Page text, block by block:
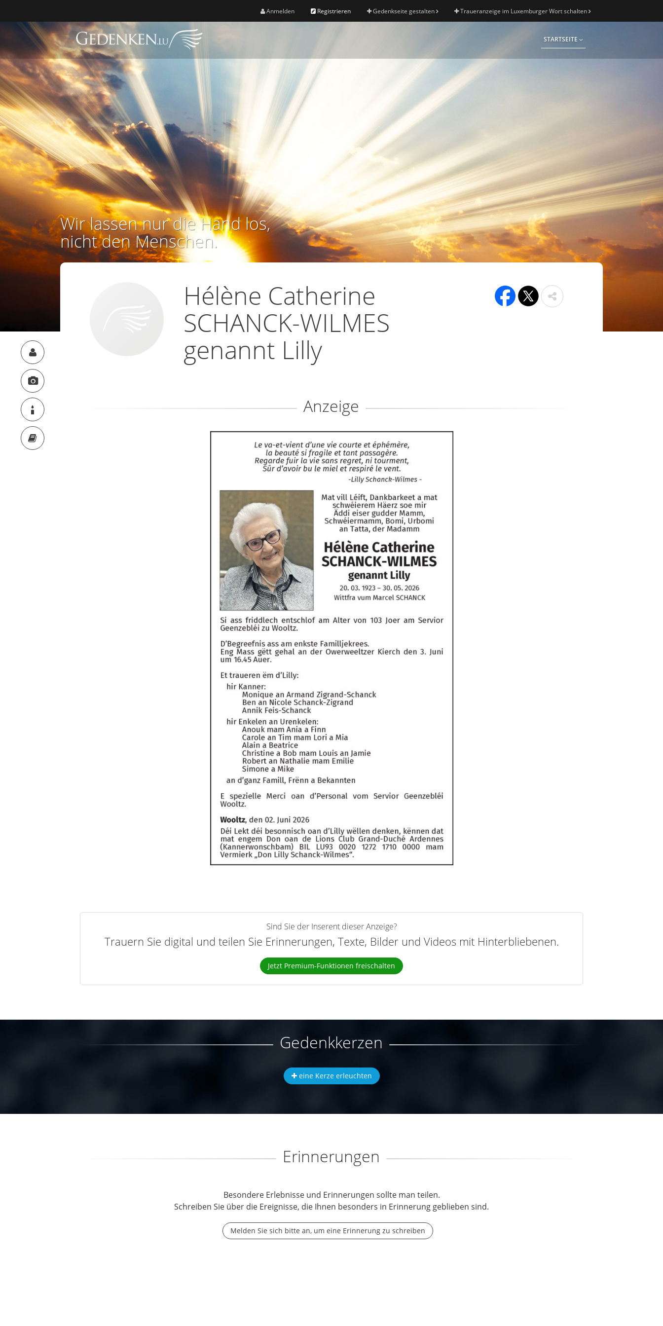
Anmelden Registrieren Gedenkseite gestalten Traueranzeige im Luxemburger Wort schalten
STARTSEITE
Wir lassen nur die Hand los,
nicht den Menschen.
Hélène Catherine
SCHANCK-WILMES
genannt Lilly
Anzeige
Sind Sie der Inserent dieser Anzeige?
Trauern Sie digital und teilen Sie Erinnerungen, Texte, Bilder und Videos mit Hinterbliebenen.
Jetzt Premium-Funktionen freischalten
Gedenkkerzen
eine Kerze erleuchten
Erinnerungen
Besondere Erlebnisse und Erinnerungen sollte man teilen.
Schreiben Sie über die Ereignisse, die Ihnen besonders in Erinnerung geblieben sind.
Melden Sie sich bitte an, um eine Erinnerung zu schreiben